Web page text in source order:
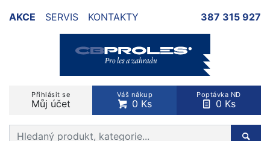
AKCE SERVIS KONTAKTY 387 315 927
Přihlásit se
Můj účet
Váš nákup
0 Ks
Poptávka ND
0 Ks
Prohledat web